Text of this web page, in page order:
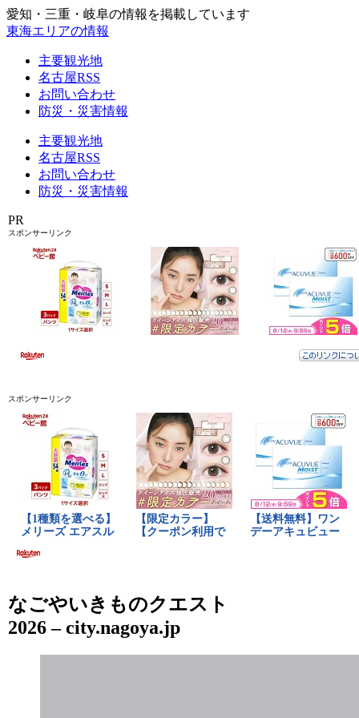
愛知・三重・岐阜の情報を掲載しています
東海エリアの情報
主要観光地
名古屋RSS
お問い合わせ
防災・災害情報
主要観光地
名古屋RSS
お問い合わせ
防災・災害情報
PR
スポンサーリンク
スポンサーリンク
なごやいきものクエスト
2026 – city.nagoya.jp